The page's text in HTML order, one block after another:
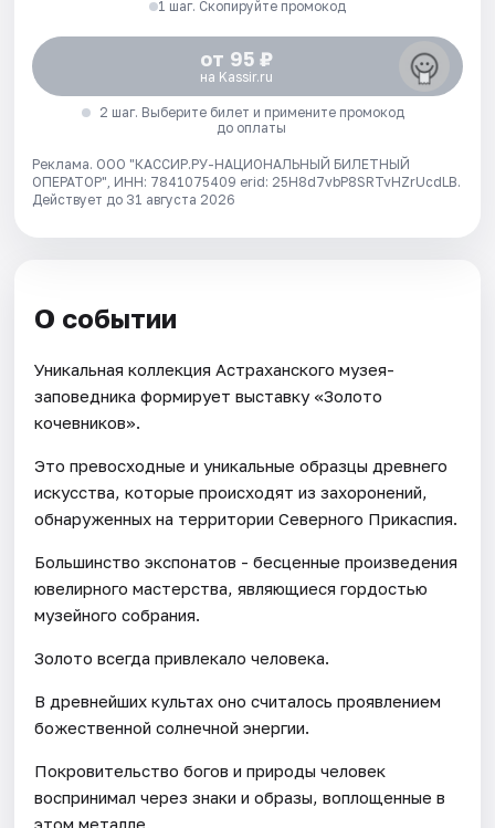
1 шаг. Скопируйте промокод
от 95 ₽
на Kassir.ru
2 шаг. Выберите билет и примените промокод
до оплаты
Реклама. ООО "КАССИР.РУ-НАЦИОНАЛЬНЫЙ БИЛЕТНЫЙ
ОПЕРАТОР", ИНН: 7841075409 erid: 25H8d7vbP8SRTvHZrUcdLB.
Действует до 31 августа 2026
О событии
Уникальная коллекция Астраханского музея-
заповедника формирует выставку «Золото
кочевников».
Это превосходные и уникальные образцы древнего
искусства, которые происходят из захоронений,
обнаруженных на территории Северного Прикаспия.
Большинство экспонатов - бесценные произведения
ювелирного мастерства, являющиеся гордостью
музейного собрания.
Золото всегда привлекало человека.
В древнейших культах оно считалось проявлением
божественной солнечной энергии.
Покровительство богов и природы человек
воспринимал через знаки и образы, воплощенные в
этом металле.